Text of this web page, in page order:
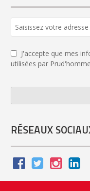
J'accepte que mes
utilisées par
RÉSEAUX